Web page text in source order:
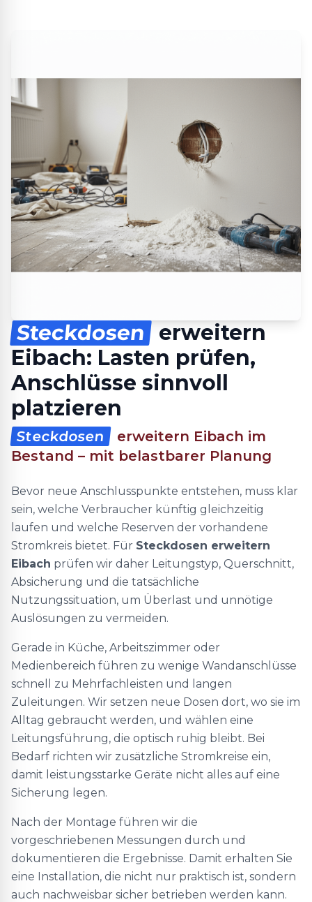
Steckdosen
erweitern
Eibach: Lasten prüfen,
Anschlüsse sinnvoll
platzieren
Steckdosen
erweitern Eibach im
Bestand – mit belastbarer Planung
Bevor neue Anschlusspunkte entstehen, muss klar
sein, welche Verbraucher künftig gleichzeitig
laufen und welche Reserven der vorhandene
Stromkreis bietet. Für Steckdosen erweitern
Eibach prüfen wir daher Leitungstyp, Querschnitt,
Absicherung und die tatsächliche
Nutzungssituation, um Überlast und unnötige
Auslösungen zu vermeiden.
Gerade in Küche, Arbeitszimmer oder
Medienbereich führen zu wenige Wandanschlüsse
schnell zu Mehrfachleisten und langen
Zuleitungen. Wir setzen neue Dosen dort, wo sie im
Alltag gebraucht werden, und wählen eine
Leitungsführung, die optisch ruhig bleibt. Bei
Bedarf richten wir zusätzliche Stromkreise ein,
damit leistungsstarke Geräte nicht alles auf eine
Sicherung legen.
Nach der Montage führen wir die
vorgeschriebenen Messungen durch und
dokumentieren die Ergebnisse. Damit erhalten Sie
eine Installation, die nicht nur praktisch ist, sondern
auch nachweisbar sicher betrieben werden kann.